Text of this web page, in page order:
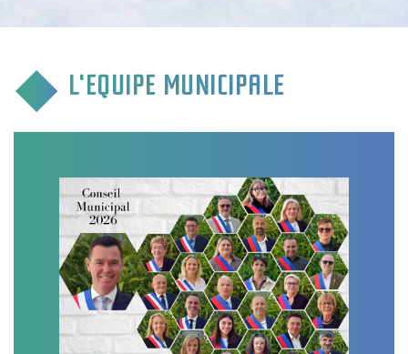
CULTURE & COMMUNICATION
VIE ASSOCIATIVE
TOURISME & TRANSPORT
L'EQUIPE MUNICIPALE